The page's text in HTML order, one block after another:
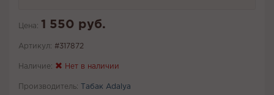
Цена: 1 550 руб.
Артикул: #317872
Наличие: Нет в наличии
Производитель: Табак Adalya